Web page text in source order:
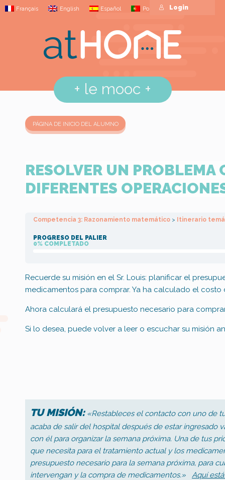
Français English Español Português
+ le mooc +
Login
PÁGINA DE INICIO DEL ALUMNO
RESOLVER UN
DIFERENTES
Competencia 3: Razonamiento matemático Itinerario
PROGRESO DEL PALIER
0% COMPLETADO
Recuerde su misión en el Sr. Louis: planificar el
medicamentos para comprar. Ya ha calculado el costo
Ahora calculará el presupuesto necesario para
Si lo desea, puede volver a leer o escuchar su misión
TU MISIÓN: «Restableces el contacto con uno de
acaba de salir del hospital después de estar ingresado
con él para organizar la semana próxima. Una de tus
que necesita para el tratamiento actual y los
presupuesto necesario para la semana próxima, para
intervengan y la compra de medicamentos.»
Aquí